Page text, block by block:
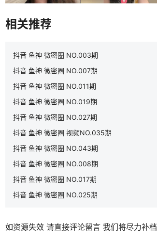
相关推荐
抖音 鱼神 微密圈 NO.003期
抖音 鱼神 微密圈 NO.007期
抖音 鱼神 微密圈 NO.011期
抖音 鱼神 微密圈 NO.019期
抖音 鱼神 微密圈 NO.027期
抖音 鱼神 微密圈 视频NO.035期
抖音 鱼神 微密圈 NO.043期
抖音 鱼神 微密圈 NO.008期
抖音 鱼神 微密圈 NO.017期
抖音 鱼神 微密圈 NO.025期
如资源失效 请直接评论留言 我们将尽力补档